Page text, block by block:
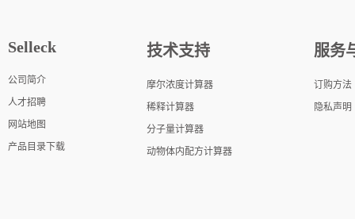
Selleck
公司简介
人才招聘
网站地图
产品目录下载
技术支持
摩尔浓度计算器
稀释计算器
分子量计算器
动物体内配方计算器
服务
订购方法
隐私声明